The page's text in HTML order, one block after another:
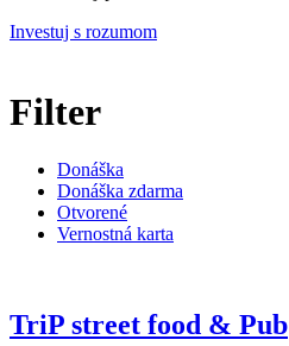
Investuj s rozumom
Filter
Donáška
Donáška zdarma
Otvorené
Vernostná karta
TriP street food & Pub